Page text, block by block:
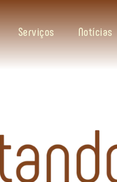
Serviços Notícias